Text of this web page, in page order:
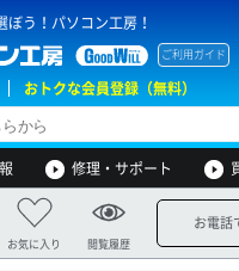
ぼう！パソコン工房！
ご利用ガイド
おトクな会員登録（無料）
修理・サポート
お気に入り 閲覧履歴
お電話